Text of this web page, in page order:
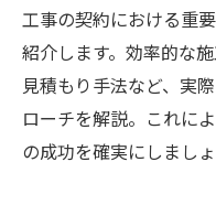
工事の契約における重
紹介します。効率的な
見積もり手法など、実
ローチを解説。これに
の成功を確実にしましょ